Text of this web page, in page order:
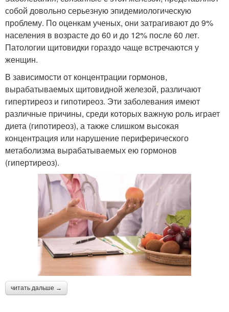
собой довольно серьезную эпидемиологическую
проблему. По оценкам ученых, они затрагивают до 9%
населения в возрасте до 60 и до 12% после 60 лет.
Патологии щитовидки гораздо чаще встречаются у
женщин.
В зависимости от концентрации гормонов,
вырабатываемых щитовидной железой, различают
гипертиреоз и гипотиреоз. Эти заболевания имеют
различные причины, среди которых важную роль играет
диета (гипотиреоз), а также слишком высокая
концентрация или нарушение периферического
метаболизма вырабатываемых ею гормонов
(гипертиреоз).
читать дальше →